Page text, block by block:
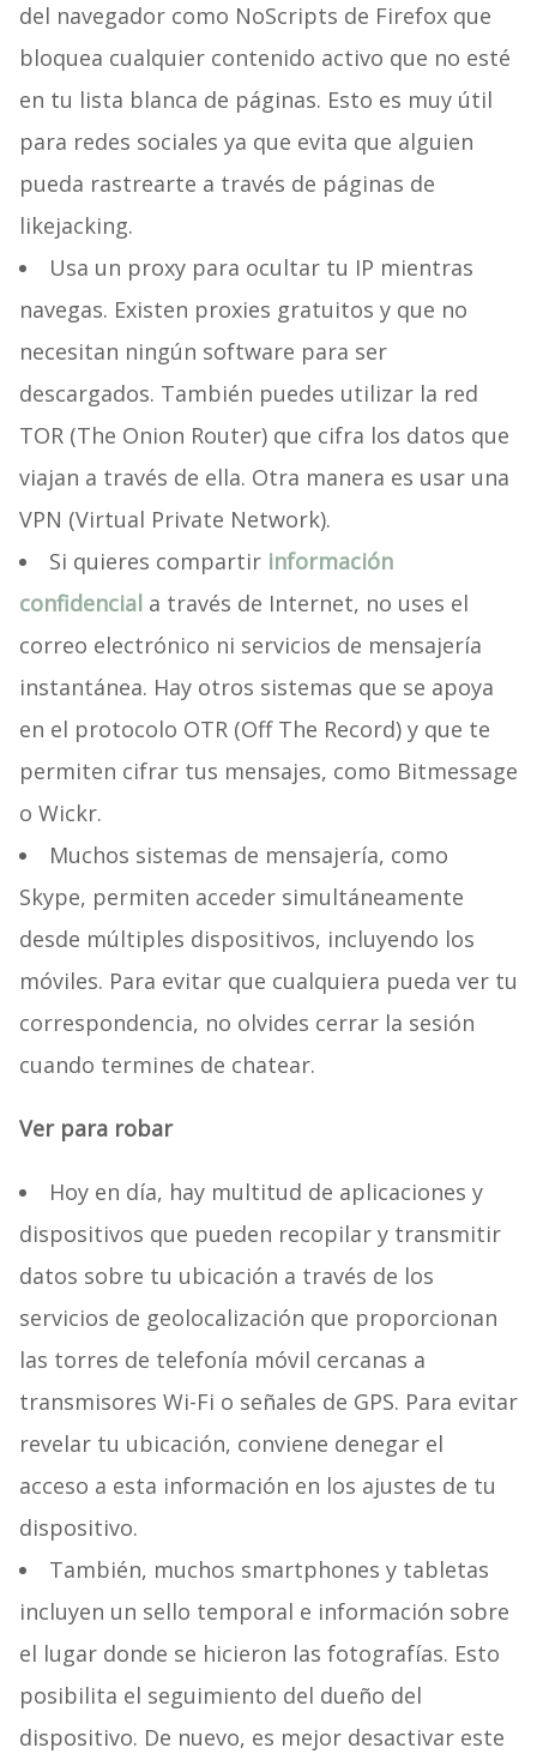
del navegador como NoScripts de Firefox que
bloquea cualquier contenido activo que no esté
en tu lista blanca de páginas. Esto es muy útil
para redes sociales ya que evita que alguien
pueda rastrearte a través de páginas de
likejacking.
Usa un proxy para ocultar tu IP mientras
navegas. Existen proxies gratuitos y que no
necesitan ningún software para ser
descargados. También puedes utilizar la red
TOR (The Onion Router) que cifra los datos que
viajan a través de ella. Otra manera es usar una
VPN (Virtual Private Network).
Si quieres compartir información
confidenciala través de Internet, no uses el
correo electrónico ni servicios de mensajería
instantánea. Hay otros sistemas que se apoya
en el protocolo OTR (Off The Record) y que te
permiten cifrar tus mensajes, como Bitmessage
o Wickr.
Muchos sistemas de mensajería, como
Skype, permiten acceder simultáneamente
desde múltiples dispositivos, incluyendo los
móviles. Para evitar que cualquiera pueda ver tu
correspondencia, no olvides cerrar la sesión
cuando termines de chatear.
Ver para robar
Hoy en día, hay multitud de aplicaciones y
dispositivos que pueden recopilar y transmitir
datos sobre tu ubicación a través de los
servicios de geolocalización que proporcionan
las torres de telefonía móvil cercanas a
transmisores Wi-Fi o señales de GPS. Para evitar
revelar tu ubicación, conviene denegar el
acceso a esta información en los ajustes de tu
dispositivo.
También, muchos smartphones y tabletas
incluyen un sello temporal e información sobre
el lugar donde se hicieron las fotografías. Esto
posibilita el seguimiento del dueño del
dispositivo. De nuevo, es mejor desactivar este